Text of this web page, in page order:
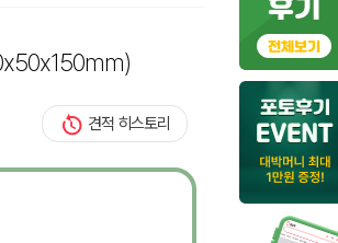
견적 히스토리